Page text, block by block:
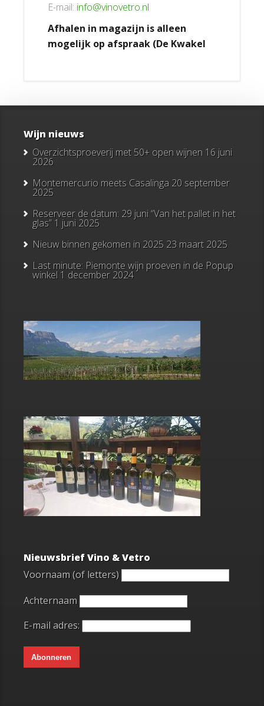
E-mail: info@vinovetro.nl
Afhalen in magazijn is alleen
mogelijk op afspraak (De Kwakel
Wijn nieuws
Overzichtsproeverij met 50+ open wijnen 16 juni
2026
Montemercurio meets Casalinga 20 september
2025
Reserveer de datum: 29 juni “Van het pallet in het
glas” 1 juni 2025
Nieuw binnen gekomen in 2025 23 maart 2025
Last minute: Piemonte wijn proeven in de Popup
winkel 1 december 2024
Nieuwsbrief Vino & Vetro
Voornaam (of letters)
Achternaam
E-mail adres: